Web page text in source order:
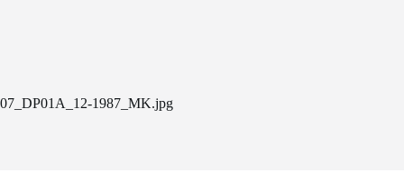
07_DP01A_12-1987_MK.jpg